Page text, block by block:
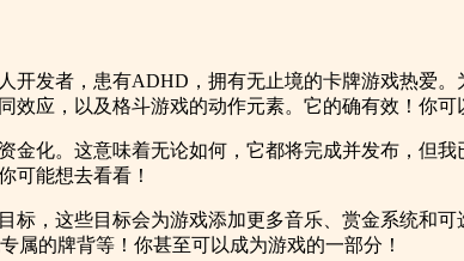
开发者，患有ADHD，拥有无止境的卡牌游戏热爱
效应，以及格斗游戏的动作元素。它的确有效！你可
金化。这意味着无论如何，它都将完成并发布，但我
可能想去看看！
标，这些目标会为游戏添加更多音乐、赏金系统和
属的牌背等！你甚至可以成为游戏的一部分！